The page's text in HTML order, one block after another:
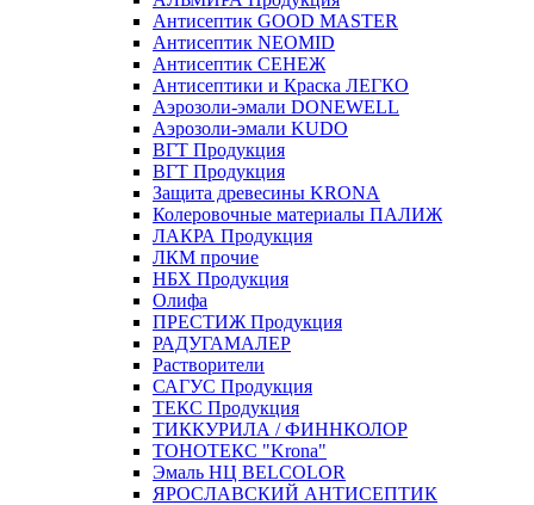
Антисептик GOOD MASTER
Антисептик NEOMID
Антисептик СЕНЕЖ
Антисептики и Краска ЛЕГКО
Аэрозоли-эмали DONEWELL
Аэрозоли-эмали KUDO
ВГТ Продукция
ВГТ Продукция
Защита древесины KRONA
Колеровочные материалы ПАЛИЖ
ЛАКРА Продукция
ЛКМ прочие
НБХ Продукция
Олифа
ПРЕСТИЖ Продукция
РАДУГАМАЛЕР
Растворители
САГУС Продукция
ТЕКС Продукция
ТИККУРИЛА / ФИННКОЛОР
ТОНОТЕКС "Krona"
Эмаль НЦ BELCOLOR
ЯРОСЛАВСКИЙ АНТИСЕПТИК